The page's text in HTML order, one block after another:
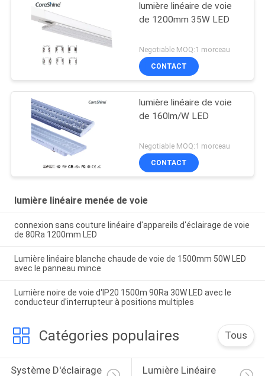
lumière linéaire de voie
de 1200mm 35W LED
Negotiable MOQ:1 morceau
CONTACT
lumière linéaire de voie
de 160lm/W LED
Negotiable MOQ:1 morceau
CONTACT
lumière linéaire menée de voie
connexion sans couture linéaire d'appareils d'éclairage de voie
de 80Ra 1200mm LED
Lumière linéaire blanche chaude de voie de 1500mm 50W LED
avec le panneau mince
Lumière noire de voie d'IP20 1500m 90Ra 30W LED avec le
conducteur d'interrupteur à positions multiples
Catégories populaires Tous
Système D'éclairage Lumière Linéaire